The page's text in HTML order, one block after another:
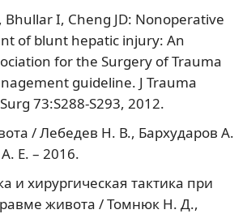
Bhullar I, Cheng JD: Nonoperative
of blunt hepatic injury: An
for the Surgery of Trauma
guideline. J Trauma
73:S288-S293, 2012.
/ Лебедев Н. В., Бархударов А.
Е. – 2016.
и хирургическая тактика при
живота / Томнюк Н. Д.,